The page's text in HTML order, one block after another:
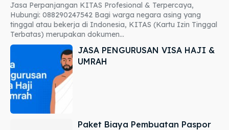
Jasa Perpanjangan KITAS Profesional & Terpercaya,
Hubungi: 088290247542 Bagi warga negara asing yang
tinggal atau bekerja di Indonesia, KITAS (Kartu Izin Tinggal
Terbatas) merupakan dokumen...
JASA PENGURUSAN VISA HAJI &
UMRAH
Paket Biaya Pembuatan Paspor